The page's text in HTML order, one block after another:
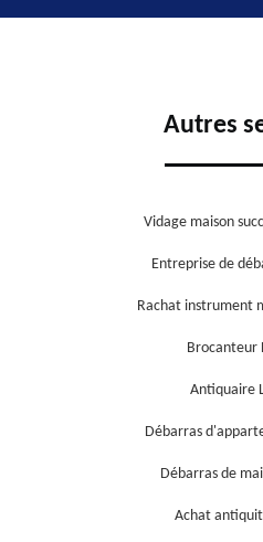
Autres
Vidage maison
Entreprise de
Rachat instrument
Brocanteur
Antiquaire
Débarras
Débarras de
Achat